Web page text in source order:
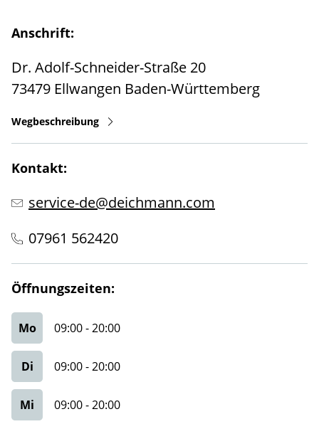
Anschrift:
Dr. Adolf-Schneider-Straße 20
73479 Ellwangen Baden-Württemberg
Wegbeschreibung
Kontakt:
service-de@deichmann.com
07961 562420
Öffnungszeiten:
Mo 09:00-20:00
Di 09:00-20:00
Mi 09:00-20:00